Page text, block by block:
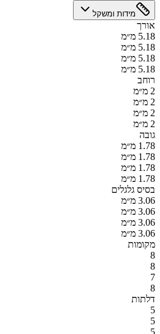
מידות ומשקל
אורך
5.18 מ״מ
5.18 מ״מ
5.18 מ״מ
5.18 מ״מ
רוחב
2 מ״מ
2 מ״מ
2 מ״מ
2 מ״מ
גובה
1.78 מ״מ
1.78 מ״מ
1.78 מ״מ
1.78 מ״מ
בסיס גלגלים
3.06 מ״מ
3.06 מ״מ
3.06 מ״מ
3.06 מ״מ
מקומות
8
8
7
8
דלתות
5
5
5